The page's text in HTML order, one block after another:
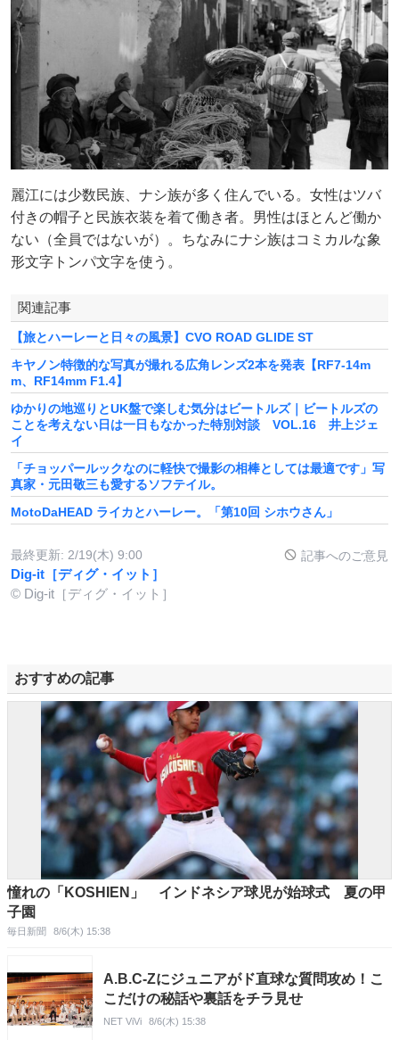
麗江には少数民族、ナシ族が多く住んでいる。女性はツバ
付きの帽子と民族衣装を着て働き者。男性はほとんど働か
ない（全員ではないが）。ちなみにナシ族はコミカルな象
形文字トンパ文字を使う。
関連記事
【旅とハーレーと日々の風景】CVO ROAD GLIDE ST
キヤノン特徴的な写真が撮れる広角レンズ2本を発表【RF7-14m
m、RF14mm F1.4】
ゆかりの地巡りとUK盤で楽しむ気分はビートルズ｜ビートルズの
ことを考えない日は一日もなかった特別対談 VOL.16 井上ジェ
イ
「チョッパールックなのに軽快で撮影の相棒としては最適です」写
真家・元田敬三も愛するソフテイル。
MotoDaHEAD ライカとハーレー。「第10回 シホウさん」
最終更新: 2/19(木) 9:00 記事へのご意見
Dig-it［ディグ・イット］
© Dig-it［ディグ・イット］
おすすめの記事
憧れの「KOSHIEN」 インドネシア球児が始球式 夏の甲
子園
毎日新聞 8/6(木) 15:38
A.B.C-Zにジュニアがド直球な質問攻め！こ
こだけの秘話や裏話をチラ見せ
NET ViVi 8/6(木) 15:38